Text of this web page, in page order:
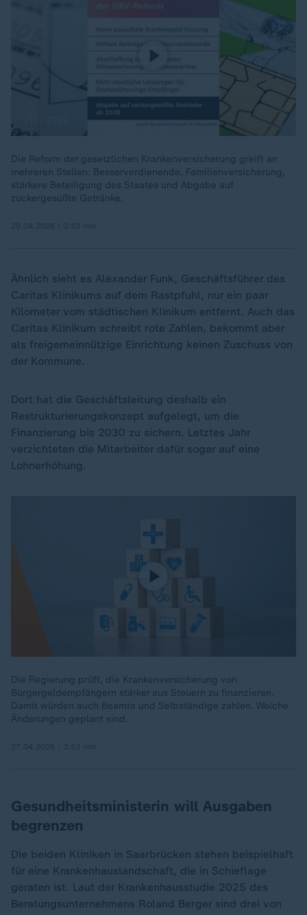
Die Reform der gesetzlichen Krankenversicherung greift an
mehreren Stellen: Besserverdienende, Familienversicherung,
stärkere Beteiligung des Staates und Abgabe auf
zuckergesüßte Getränke.
Ähnlich sieht es Alexander Funk, Geschäftsführer des
Caritas Klinikums auf dem Rastpfuhl, nur ein paar
Kilometer vom städtischen Klinikum entfernt. Auch das
Caritas Klinikum schreibt rote Zahlen, bekommt aber
als freigemeinnützige Einrichtung keinen Zuschuss von
der Kommune.
Dort hat die Geschäftsleitung deshalb ein
Restrukturierungskonzept aufgelegt, um die
Finanzierung bis 2030 zu sichern. Letztes Jahr
verzichteten die Mitarbeiter dafür sogar auf eine
Lohnerhöhung.
Die Regierung prüft, die Krankenversicherung von
Bürgergeldempfängern stärker aus Steuern zu finanzieren.
Damit würden auch Beamte und Selbständige zahlen. Welche
Änderungen geplant sind.
Gesundheitsministerin will Ausgaben
begrenzen
Die beiden Kliniken in Saarbrücken stehen beispielhaft
für eine Krankenhauslandschaft, die in Schieflage
geraten ist. Laut der Krankenhausstudie 2025 des
Beratungsunternehmens Roland Berger sind drei von